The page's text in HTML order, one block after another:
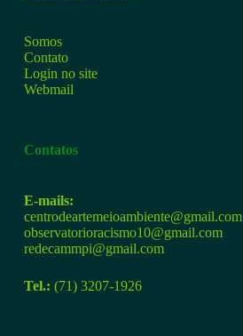
Somos
Contato
Login no site
Webmail
Contatos
E-mails:
centrodeartemeioambiente@gmail.com
observatorioracismo10@gmail.com
redecammpi@gmail.com
Tel.: (71) 3207-1926